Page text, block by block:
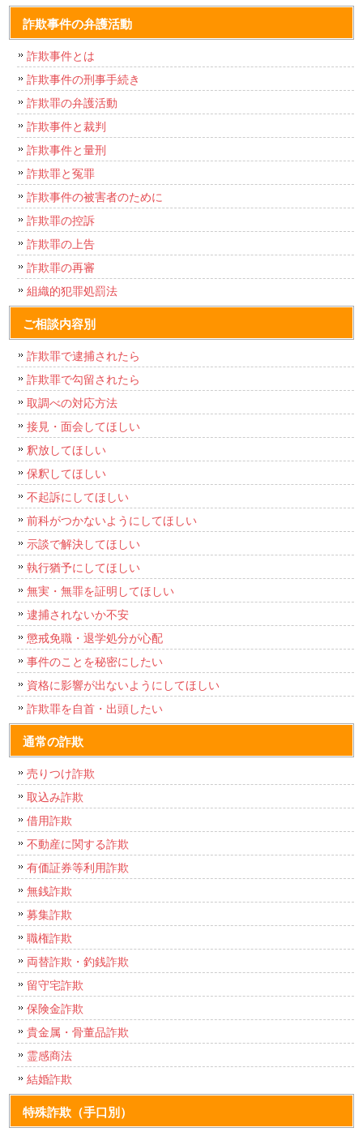
詐欺事件の弁護活動
詐欺事件とは
詐欺事件の刑事手続き
詐欺罪の弁護活動
詐欺事件と裁判
詐欺事件と量刑
詐欺罪と冤罪
詐欺事件の被害者のために
詐欺罪の控訴
詐欺罪の上告
詐欺罪の再審
組織的犯罪処罰法
ご相談内容別
詐欺罪で逮捕されたら
詐欺罪で勾留されたら
取調べの対応方法
接見・面会してほしい
釈放してほしい
保釈してほしい
不起訴にしてほしい
前科がつかないようにしてほしい
示談で解決してほしい
執行猶予にしてほしい
無実・無罪を証明してほしい
逮捕されないか不安
懲戒免職・退学処分が心配
事件のことを秘密にしたい
資格に影響が出ないようにしてほしい
詐欺罪を自首・出頭したい
通常の詐欺
売りつけ詐欺
取込み詐欺
借用詐欺
不動産に関する詐欺
有価証券等利用詐欺
無銭詐欺
募集詐欺
職権詐欺
両替詐欺・釣銭詐欺
留守宅詐欺
保険金詐欺
貴金属・骨董品詐欺
霊感商法
結婚詐欺
特殊詐欺（手口別）